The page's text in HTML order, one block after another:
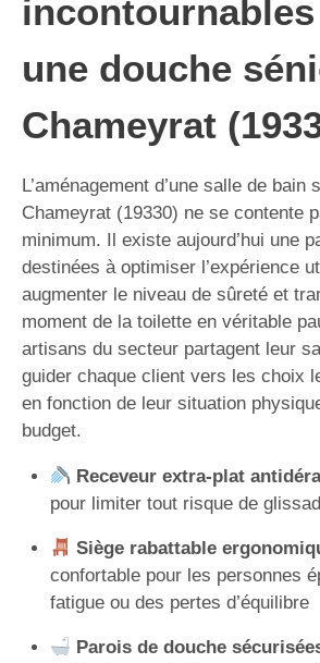
une douche
Chameyrat
L’aménagement d’une salle de bain
Chameyrat (19330) ne se contente
minimum. Il existe aujourd’hui une
destinées à optimiser l’expérience
augmenter le niveau de sûreté et
moment de la toilette en véritable
artisans du secteur partagent leur
guider chaque client vers les choix
en fonction de leur situation
budget.
Receveur extra-plat
pour limiter tout risque de
Siège rabattable
confortable pour les personnes
fatigue ou des pertes d’équilibre
Parois de douche